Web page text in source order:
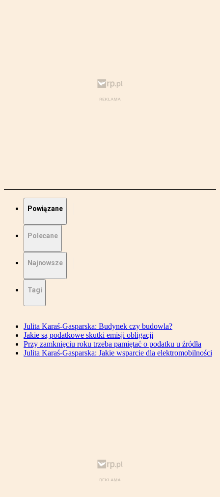
Powiązane
Polecane
Najnowsze
Tagi
Julita Karaś-Gasparska: Budynek czy budowla?
Jakie są podatkowe skutki emisji obligacji
Przy zamknięciu roku trzeba pamiętać o podatku u źródła
Julita Karaś-Gasparska: Jakie wsparcie dla elektromobilności